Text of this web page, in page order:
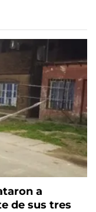
a
de sus tres